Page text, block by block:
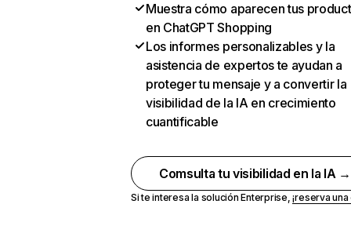
Muestra cómo aparecen tus
en ChatGPT Shopping
Los informes personalizables y la
asistencia de expertos te ayudan a
proteger tu mensaje y a convertir la
visibilidad de la IA en crecimiento
cuantificable
Comsulta tu visibilidad en la IA →
Si te interesa la solución Enterprise,¡reserva